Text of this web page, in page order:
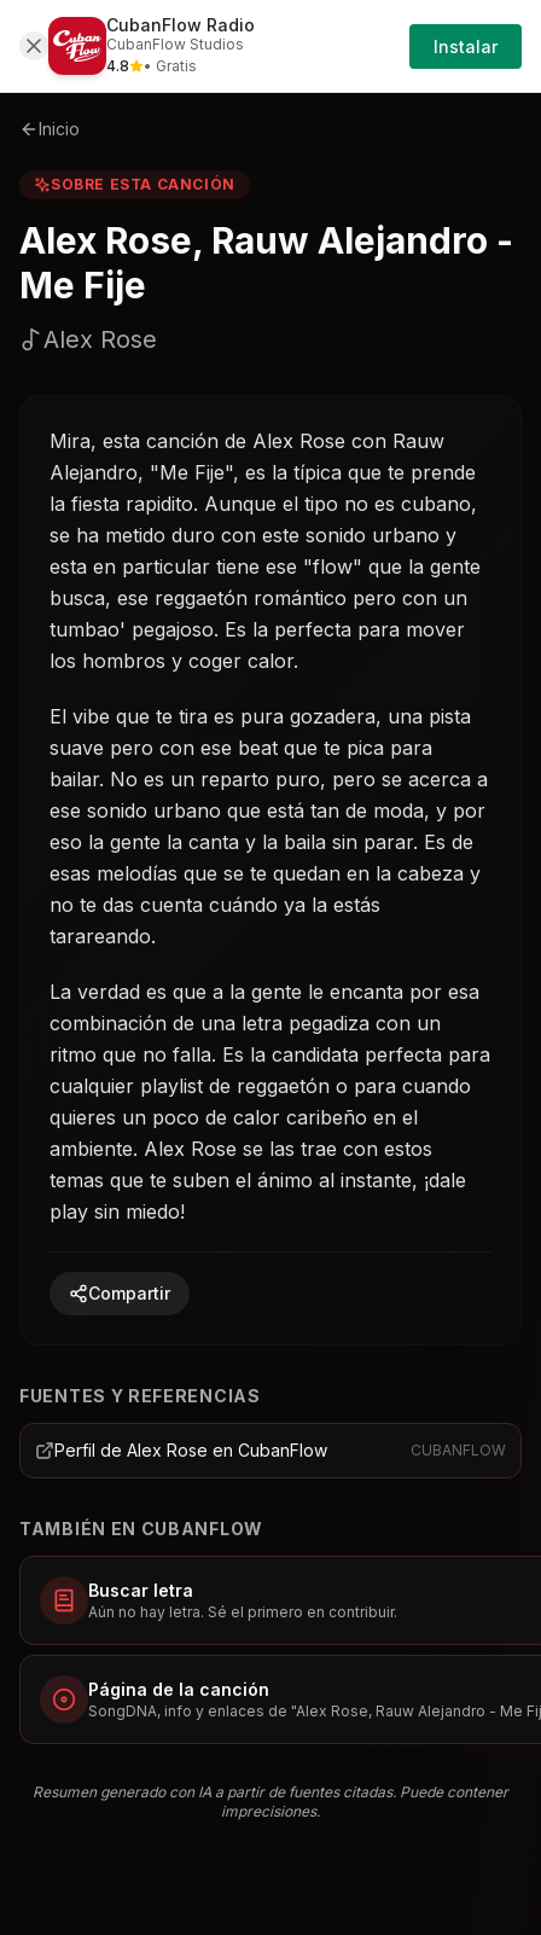
Sobre Alex-rose-rauw-alejandro---me-fije-
Iniciar
Sesión
Inicio
SOBRE ESTA CANCIÓN
Alex Rose, Rauw Alejandro -
Me Fije
Alex Rose
Mira, esta canción de Alex Rose con Rauw
Alejandro, "Me Fije", es la típica que te prende
la fiesta rapidito. Aunque el tipo no es cubano,
se ha metido duro con este sonido urbano y
esta en particular tiene ese "flow" que la gente
busca, ese reggaetón romántico pero con un
tumbao' pegajoso. Es la perfecta para mover
los hombros y coger calor.
El vibe que te tira es pura gozadera, una pista
suave pero con ese beat que te pica para
bailar. No es un reparto puro, pero se acerca a
ese sonido urbano que está tan de moda, y por
eso la gente la canta y la baila sin parar. Es de
esas melodías que se te quedan en la cabeza y
no te das cuenta cuándo ya la estás
tarareando.
La verdad es que a la gente le encanta por esa
combinación de una letra pegadiza con un
ritmo que no falla. Es la candidata perfecta para
cualquier playlist de reggaetón o para cuando
quieres un poco de calor caribeño en el
ambiente. Alex Rose se las trae con estos
temas que te suben el ánimo al instante, ¡dale
play sin miedo!
Compartir
FUENTES Y REFERENCIAS
Perfil de Alex Rose en CubanFlow CUBANFLOW
TAMBIÉN EN CUBANFLOW
Buscar letra
Aún no hay letra. Sé el primero en contribuir.
Página de la canción
SongDNA, info y enlaces de "Alex Rose, Rauw Alejandro - Me
Resumen generado con IA a partir de fuentes citadas. Puede contener
imprecisiones.
CubanFlow Radio
CubanFlow Studios
4.8
• Gratis
Instalar